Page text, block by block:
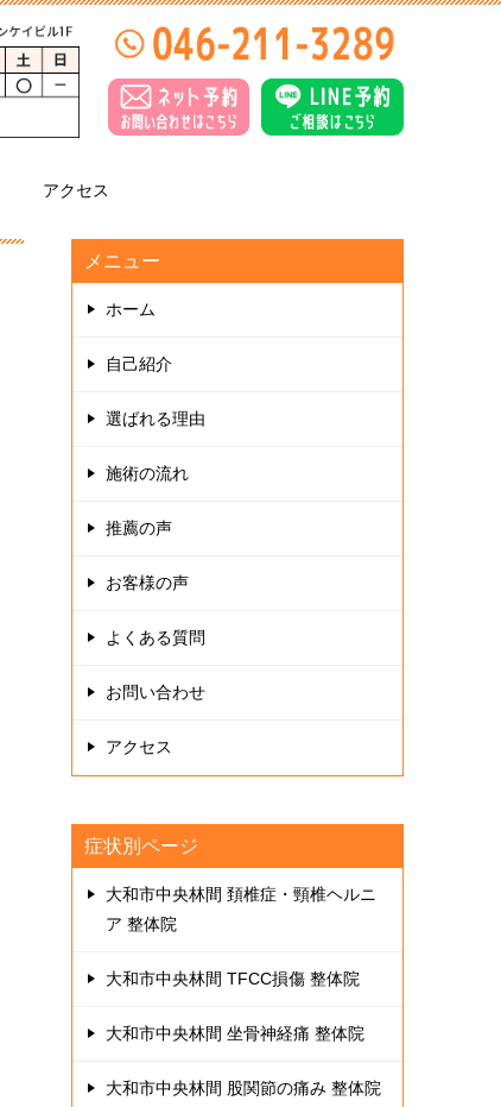
アクセス
メニュー
ホーム
自己紹介
選ばれる理由
施術の流れ
推薦の声
お客様の声
よくある質問
お問い合わせ
アクセス
症状別ページ
大和市中央林間 頚椎症・頸椎ヘルニ
ア 整体院
大和市中央林間 TFCC損傷 整体院
大和市中央林間 坐骨神経痛 整体院
大和市中央林間 股関節の痛み 整体院